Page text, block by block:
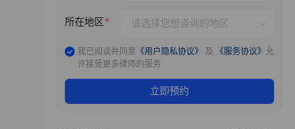
所在地区
我已阅读并同意 《用户隐私协议》 及 《服务协议》 允
许接受更多律师的服务
立即预约